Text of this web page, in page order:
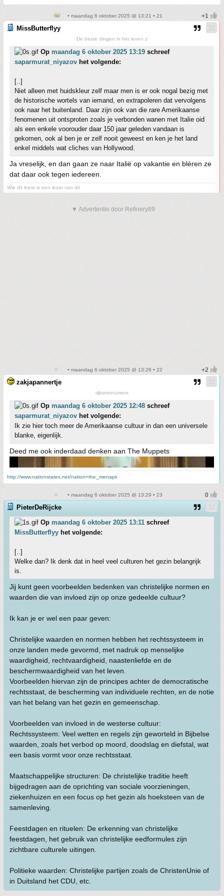
• maandag 6 oktober 2025 @ 13:21 • 21
MissButterflyy
De beste dingen in het leven z
Op maandag 6 oktober 2025 13:19 schreef
saparmurat_niyazov het volgende:
[..]
Niet alleen met huidskleur zelf maar men is er ook nogal bezig met
de historische wortels van iemand, en extrapoleren dat vervolgens
ook naar het buitenland. Daar zijn ook van die rare Amerikaanse
fenomenen uit ontsproten zoals je verbonden wanen met Italie oid
als een enkele voorouder daar 150 jaar geleden vandaan is
gekomen, ook al ben je er zelf nooit geweest en ken je het land
enkel middels wat cliches van Hollywood.
Ja vreselijk, en dan gaan ze naar Italië op vakantie en blèren ze
dat daar ook tegen iedereen.
Wie dit leest is een lezer van dit
▼ Advertentie door Refinery89
• maandag 6 oktober 2025 @ 13:26 • 22
zakjapannertje
rijksmonument
Op maandag 6 oktober 2025 12:48 schreef
saparmurat_niyazov het volgende:
Ik zie hier toch meer de Amerikaanse cultuur in dan een universele
blanke, eigenlijk.
Deed me ook inderdaad denken aan The Muppets
http://www.nationstates.net/nation=the_menapii
• maandag 6 oktober 2025 @ 13:29 • 23
PieterDeRijcke
Op maandag 6 oktober 2025 13:11 schreef
MissButterflyy het volgende:
[..]
Welke dan? Ik denk dat in heel veel culturen het gezin belangrijk
is.
Jij kunt geen voorbeelden bedenken van christelijke normen en
waarden die van invloed zijn op onze gedeelde cultuur?
Ik kan je er wel een paar geven:
Christelijke waarden en normen hebben het rechtssysteem in
onze landen mede gevormd, met nadruk op menselijke
waardigheid, rechtvaardigheid, naastenliefde en de
beschermwaardigheid van het leven.
Voorbeelden hiervan zijn de principes achter de democratische
rechtsstaat, de bescherming van individuele rechten, en de notie
van het belang van het gezin en gemeenschap.
Voorbeelden van invloed in de westerse cultuur:
Rechtssysteem: Veel wetten en regels zijn geworteld in Bijbelse
waarden, zoals het verbod op moord, doodslag en diefstal, wat
een basis vormt voor onze rechtsstaat.
Maatschappelijke structuren: De christelijke traditie heeft
bijgedragen aan de oprichting van sociale voorzieningen,
ziekenhuizen en een focus op het gezin als hoeksteen van de
samenleving.
Feestdagen en rituelen: De erkenning van christelijke
feestdagen, het gebruik van christelijke eedformules zijn
zichtbare culturele uitingen.
Politieke waarden: Christelijke partijen zoals de ChristenUnie of
in Duitsland het CDU, etc.